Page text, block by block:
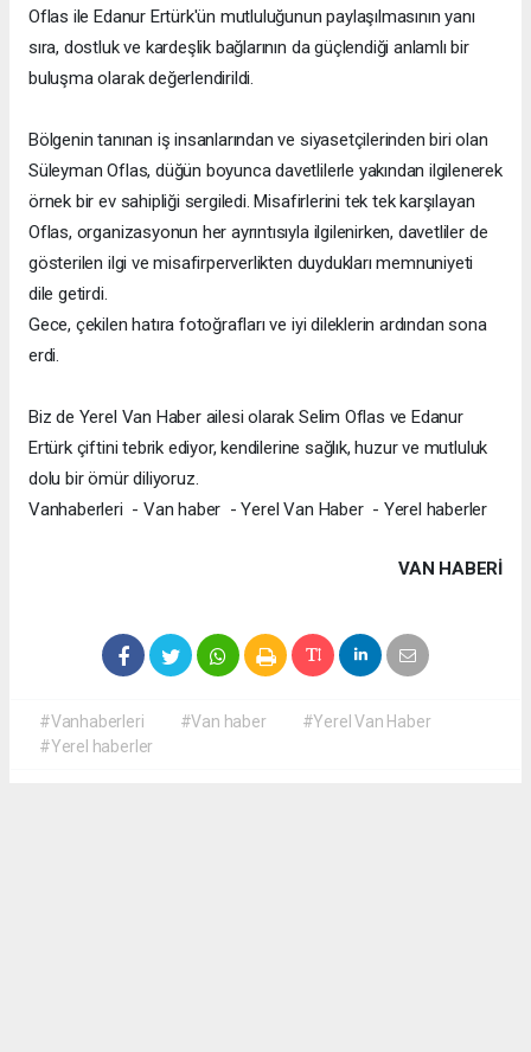
Oflas ile Edanur Ertürk'ün mutluluğunun paylaşılmasının yanı
sıra, dostluk ve kardeşlik bağlarının da güçlendiği anlamlı bir
buluşma olarak değerlendirildi.
Bölgenin tanınan iş insanlarından ve siyasetçilerinden biri olan
Süleyman Oflas, düğün boyunca davetlilerle yakından ilgilenerek
örnek bir ev sahipliği sergiledi. Misafirlerini tek tek karşılayan
Oflas, organizasyonun her ayrıntısıyla ilgilenirken, davetliler de
gösterilen ilgi ve misafirperverlikten duydukları memnuniyeti
dile getirdi.
Gece, çekilen hatıra fotoğrafları ve iyi dileklerin ardından sona
erdi.
Biz de Yerel Van Haber ailesi olarak Selim Oflas ve Edanur
Ertürk çiftini tebrik ediyor, kendilerine sağlık, huzur ve mutluluk
dolu bir ömür diliyoruz.
Vanhaberleri - Van haber - Yerel Van Haber - Yerel haberler
VAN HABERİ
#Vanhaberleri #Van haber
#Yerel Van Haber
#Yerel haberler